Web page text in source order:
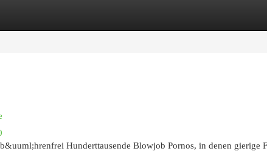
Hunderttausende Blowjob Pornos, in denen gierige